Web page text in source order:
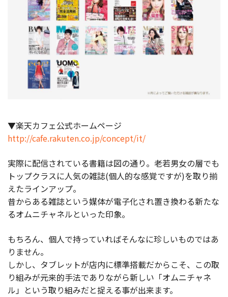
▼楽天カフェ公式ホームページ
http://cafe.rakuten.co.jp/concept/it/
実際に配信されている書籍は図の通り。老若男女の層でも
トップクラスに人気の雑誌(個人的な感覚ですが)を取り揃
えたラインアップ。
昔からある雑誌という媒体が電子化され置き換わる新たな
るオムニチャネルといった印象。
もちろん、個人で持っていればそんなに珍しいものではあ
りません。
しかし、タブレットが店内に標準搭載だからこそ、この取
り組みが元来的手法でありながら新しい「オムニチャネ
ル」という取り組みだと捉える事が出来ます。